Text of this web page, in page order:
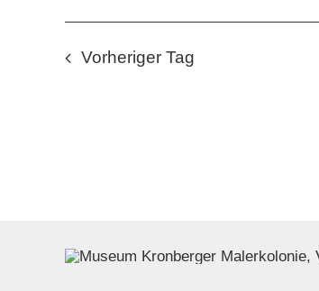
Vorheriger Tag